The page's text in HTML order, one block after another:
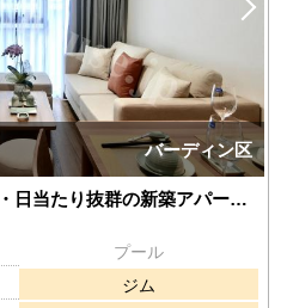
バーディン区
たり抜群の新築アパートオープン！
プール
ジム